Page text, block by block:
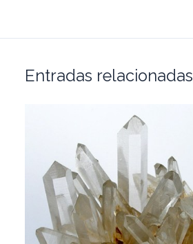
Entradas relacionadas